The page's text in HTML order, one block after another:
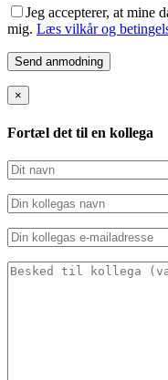
Jeg accepterer, at mine
mig. Læs vilkår og
×
Fortæl det til en kollega